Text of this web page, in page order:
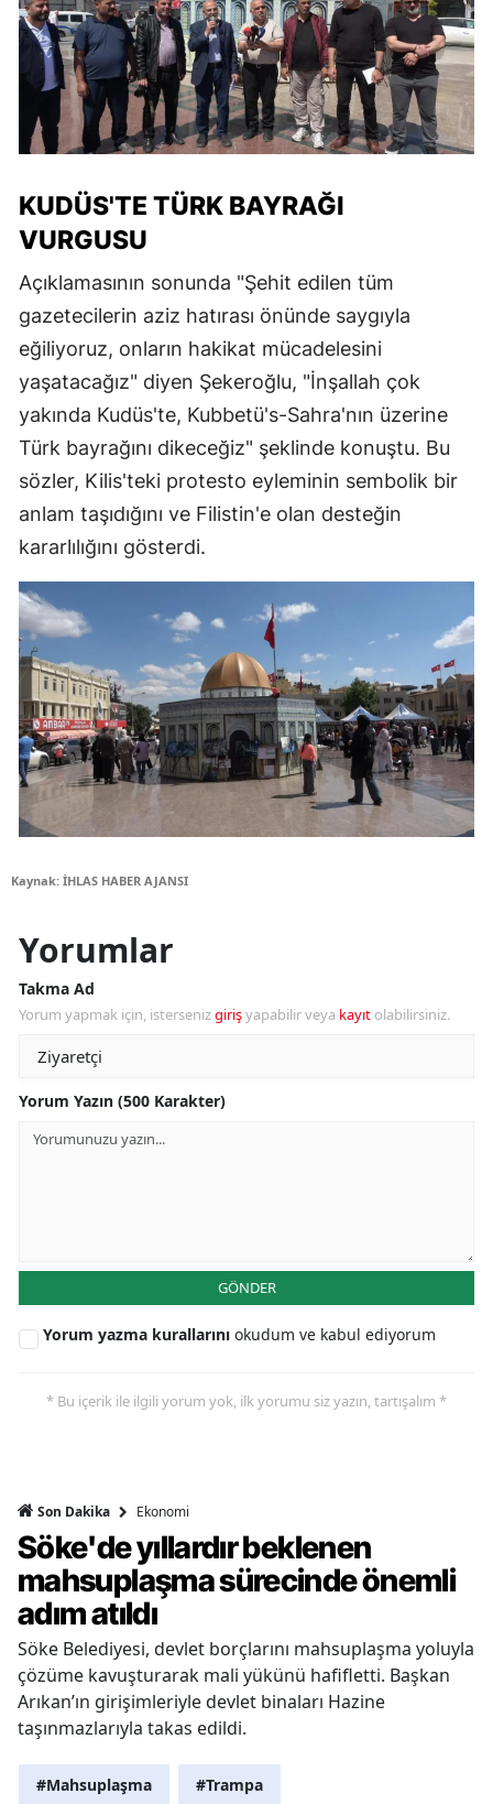
KUDÜS'TE TÜRK BAYRAĞI
VURGUSU
Açıklamasının sonunda "Şehit edilen tüm
gazetecilerin aziz hatırası önünde saygıyla
eğiliyoruz, onların hakikat mücadelesini
yaşatacağız" diyen Şekeroğlu, "İnşallah çok
yakında Kudüs'te, Kubbetü's-Sahra'nın üzerine
Türk bayrağını dikeceğiz" şeklinde konuştu. Bu
sözler, Kilis'teki protesto eyleminin sembolik bir
anlam taşıdığını ve Filistin'e olan desteğin
kararlılığını gösterdi.
Kaynak: İHLAS HABER AJANSI
Yorumlar
Takma Ad
Yorum yapmak için, istersenizgirişyapabilir veya kayıt olabilirsiniz.
Yorum Yazın (500 Karakter)
GÖNDER
Yorum yazma kurallarını okudum ve kabul ediyorum
* Bu içerik ile ilgili yorum yok, ilk yorumu siz yazın, tartışalım *
Son Dakika Ekonomi
Söke'de yıllardır beklenen
mahsuplaşma sürecinde önemli
adım atıldı
Söke Belediyesi, devlet borçlarını mahsuplaşma yoluyla
çözüme kavuşturarak mali yükünü hafifletti. Başkan
Arıkan’ın girişimleriyle devlet binaları Hazine
taşınmazlarıyla takas edildi.
#Mahsuplaşma #Trampa